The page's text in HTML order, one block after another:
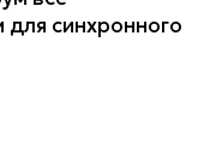
синхронного